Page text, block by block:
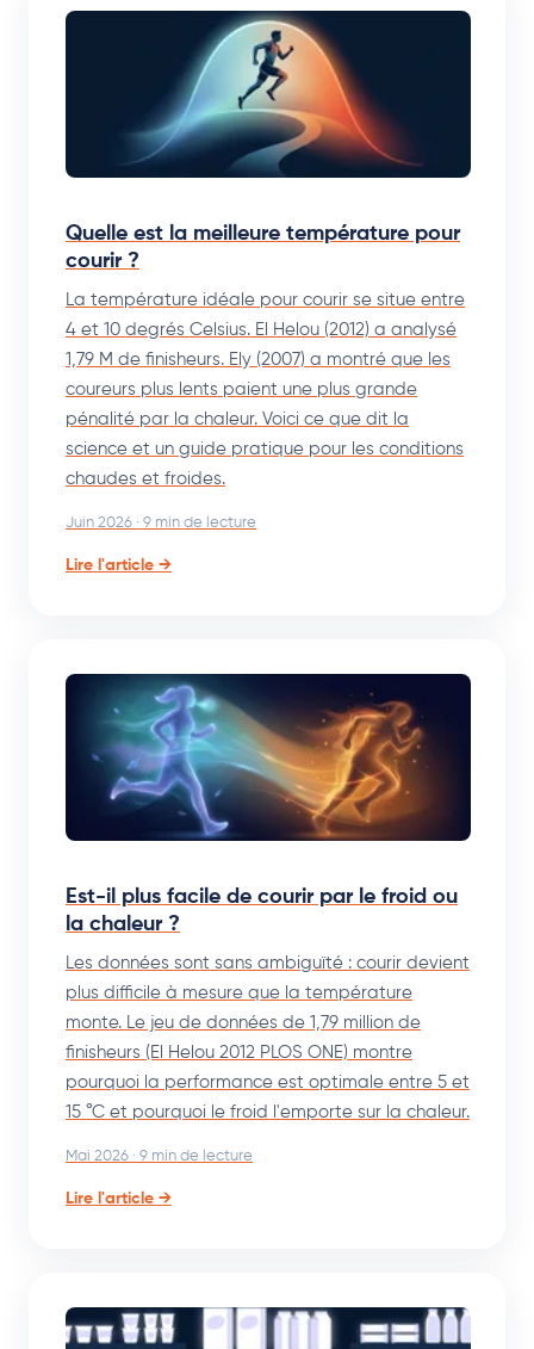
Quelle est la meilleure température pour
courir ?
La température idéale pour courir se situe entre
4 et 10 degrés Celsius. El Helou (2012) a analysé
1,79 M de finisheurs. Ely (2007) a montré que les
coureurs plus lents paient une plus grande
pénalité par la chaleur. Voici ce que dit la
science et un guide pratique pour les conditions
chaudes et froides.
Juin 2026 · 9 min de lecture
Lire l'article →
Est-il plus facile de courir par le froid ou
la chaleur ?
Les données sont sans ambiguïté : courir devient
plus difficile à mesure que la température
monte. Le jeu de données de 1,79 million de
finisheurs (El Helou 2012 PLOS ONE) montre
pourquoi la performance est optimale entre 5 et
15 °C et pourquoi le froid l'emporte sur la chaleur.
Mai 2026 · 9 min de lecture
Lire l'article →